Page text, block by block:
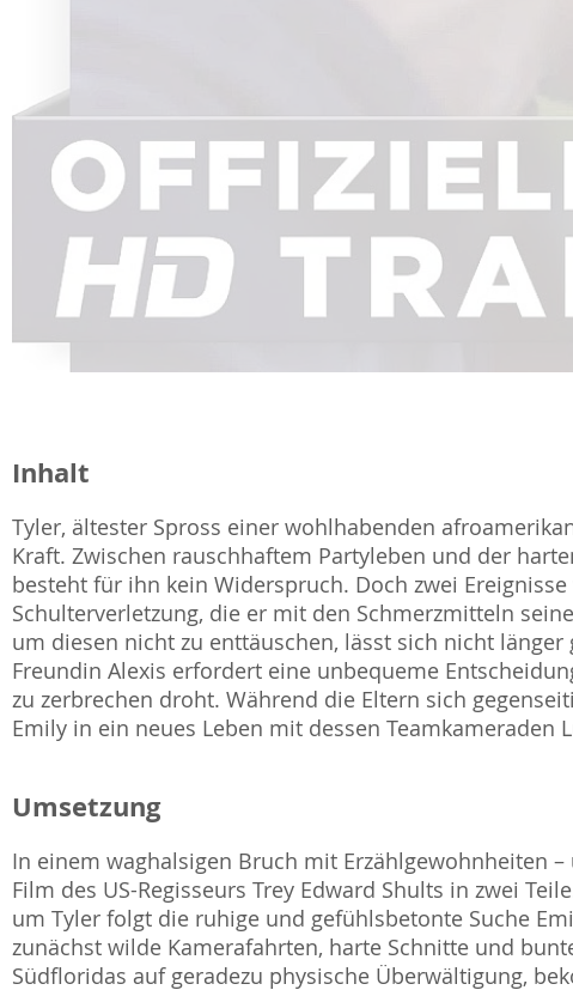
Inhalt
Tyler, ältester Spross einer wohlhabenden
Kraft. Zwischen rauschhaftem Partyleben und der
besteht für ihn kein Widerspruch. Doch zwei
Schulterverletzung, die er mit den Schmerzmitteln
um diesen nicht zu enttäuschen, lässt sich nicht
Freundin Alexis erfordert eine unbequeme
zu zerbrechen droht. Während die Eltern sich
Emily in ein neues Leben mit dessen Teamkameraden
Umsetzung
In einem waghalsigen Bruch mit Erzählgewohnheiten
Film des US-Regisseurs Trey Edward Shults in zwei
um Tyler folgt die ruhige und gefühlsbetonte Suche
zunächst wilde Kamerafahrten, harte Schnitte und
Südfloridas auf geradezu physische Überwältigung,